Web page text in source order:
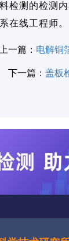
检测的检测
在线工程师。
上一篇： 电解铜
下一篇： 盖板